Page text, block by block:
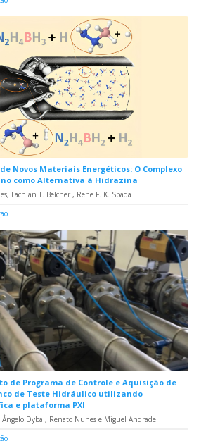
Novos Materiais Energéticos: O Complexo
como Alternativa à Hidrazina
Lachlan T. Belcher , Rene F. K. Spada
de Programa de Controle e Aquisição de
de Teste Hidráulico utilizando
e plataforma PXI
Dybal, Renato Nunes e Miguel Andrade